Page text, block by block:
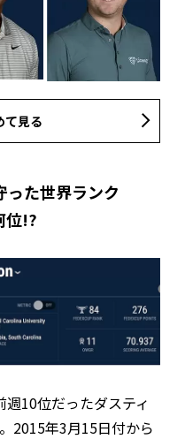
て見る
った世界ランク
位!?
10位だったダスティ
2015年3月15日付から